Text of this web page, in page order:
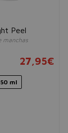
Peel
manchas
27,95€
50 ml